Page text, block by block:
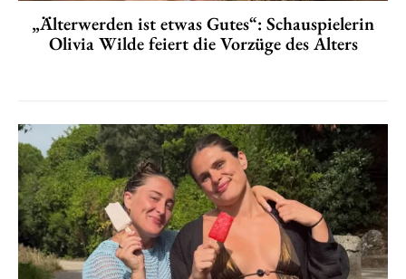
„Älterwerden ist etwas Gutes“: Schauspielerin
Olivia Wilde feiert die Vorzüge des Alters